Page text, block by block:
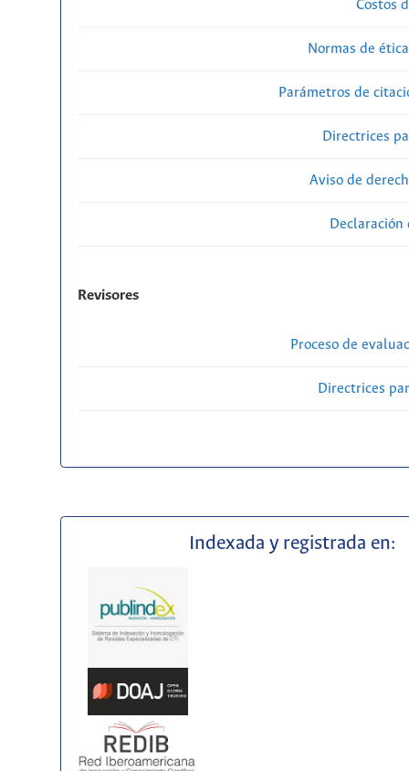
Costos
Normas de
Parámetros de
Directrices
Aviso de
Revisores
Proceso de
Directrices
Indexada y registrada en: